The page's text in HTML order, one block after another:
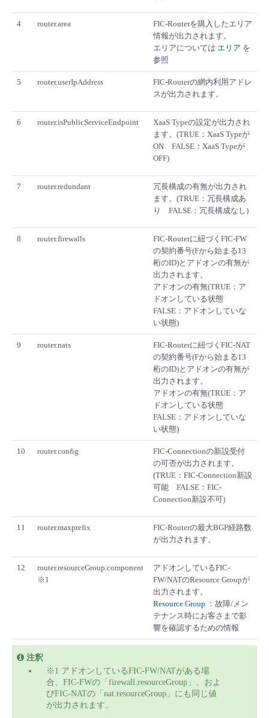
4 router.area
FIC-Routerを購入したエリア
情報が出力されます。
エリアについては エリア を
参照
5 router.userIpAddress
FIC-Routerの網内利用アドレ
スが出力されます。
6 router.isPublicServiceEndpoint
XaaS Typeの設定が出力され
ます。(TRUE：XaaS Typeが
ON FALSE：XaaS Typeが
OFF)
7 router.redundant
冗長構成の有無が出力され
ます。(TRUE：冗長構成あ
り FALSE：冗長構成なし)
8 router.firewalls
FIC-Routerに紐づくFIC-FW
の契約番号(Fから始まる13
桁のID)とアドオンの有無が
出力されます。
アドオンの有無(TRUE：ア
ドオンしている状態
FALSE：アドオンしていな
い状態)
9 router.nats
FIC-Routerに紐づくFIC-NAT
の契約番号(Fから始まる13
桁のID)とアドオンの有無が
出力されます。
アドオンの有無(TRUE：ア
ドオンしている状態
FALSE：アドオンしていな
い状態)
10 router.config
FIC-Connectionの新設受付
の可否が出力されます。
(TRUE：FIC-Connection新設
可能 FALSE：FIC-
Connection新設不可)
11 router.maxprefix
FIC-Routerの最大BGP経路数
が出力されます。
12
router.resourceGroup.component
※1
アドオンしているFIC-
FW/NATのResource Groupが
出力されます。
Resource Group ：故障/メン
テナンス時にお客さまで影
響を確認するための情報
注釈
※1 アドオンしているFIC-FW/NATがある場
合、FIC-FWの「firewall.resourceGroup」、およ
びFIC-NATの「nat.resourceGroup」にも同じ値
が出力されます。